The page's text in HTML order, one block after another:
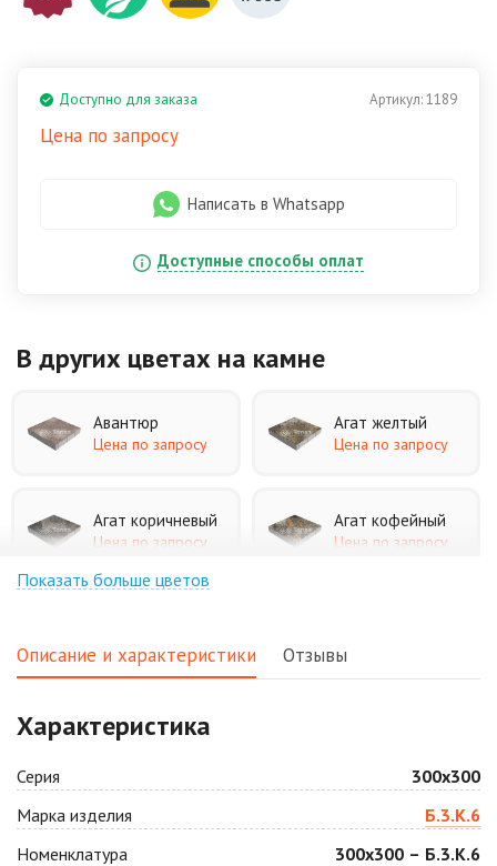
Артикул:1189
Доступно для заказа
Цена по запросу
Написать в Whatsapp
Доступные способы оплат
В других цветах на камне
Авантюр
Цена по запросу
Агат желтый
Цена по запросу
Агат коричневый
Цена по запросу
Агат кофейный
Цена по запросу
Цена по запросу
Антрацит
Цена по запросу
Арабская ночь
Цена по запросу
Показать больше цветов
Описание и характеристики Отзывы
Характеристика
Серия
300х300
Марка изделия
Б.3.К.6
Номенклатура
300х300 – Б.3.К.6